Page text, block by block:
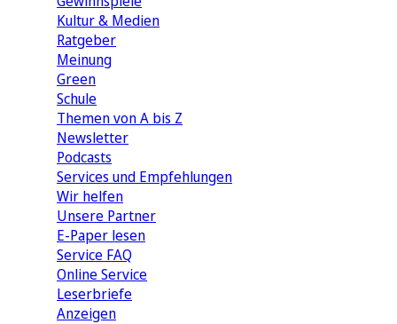
Kultur & Medien
Ratgeber
Meinung
Green
Schule
Themen von A bis Z
Newsletter
Podcasts
Services und Empfehlungen
Wir helfen
Unsere Partner
E-Paper lesen
Service FAQ
Online Service
Leserbriefe
Anzeigen